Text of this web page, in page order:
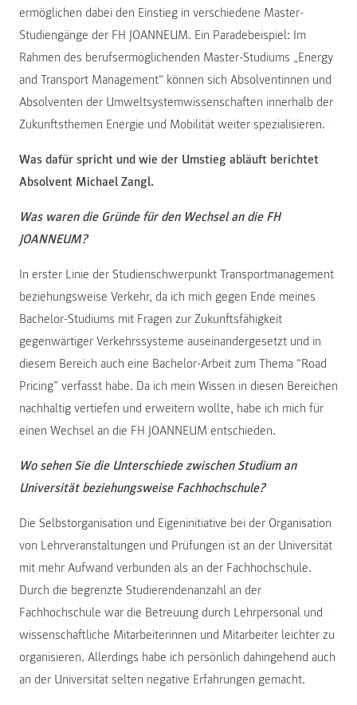
ermöglichen dabei den Einstieg in verschiedene Master-
Studiengänge der FH JOANNEUM. Ein Paradebeispiel: Im
Rahmen des berufsermöglichenden Master-Studiums „Energy
and Transport Management“ können sich Absolventinnen und
Absolventen der Umweltsystemwissenschaften innerhalb der
Zukunftsthemen Energie und Mobilität weiter spezialisieren.
Was dafür spricht und wie der Umstieg abläuft berichtet
Absolvent Michael Zangl.
Was waren die Gründe für den Wechsel an die FH
JOANNEUM?
In erster Linie der Studienschwerpunkt Transportmanagement
beziehungsweise Verkehr, da ich mich gegen Ende meines
Bachelor-Studiums mit Fragen zur Zukunftsfähigkeit
gegenwärtiger Verkehrssysteme auseinandergesetzt und in
diesem Bereich auch eine Bachelor-Arbeit zum Thema “Road
Pricing” verfasst habe. Da ich mein Wissen in diesen Bereichen
nachhaltig vertiefen und erweitern wollte, habe ich mich für
einen Wechsel an die FH JOANNEUM entschieden.
Wo sehen Sie die Unterschiede zwischen Studium an
Universität beziehungsweise Fachhochschule?
Die Selbstorganisation und Eigeninitiative bei der Organisation
von Lehrveranstaltungen und Prüfungen ist an der Universität
mit mehr Aufwand verbunden als an der Fachhochschule.
Durch die begrenzte Studierendenanzahl an der
Fachhochschule war die Betreuung durch Lehrpersonal und
wissenschaftliche Mitarbeiterinnen und Mitarbeiter leichter zu
organisieren. Allerdings habe ich persönlich dahingehend auch
an der Universität selten negative Erfahrungen gemacht.